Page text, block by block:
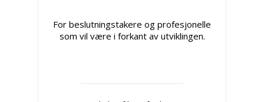
For beslutningstakere og profesjonelle
som vil være i forkant av utviklingen.